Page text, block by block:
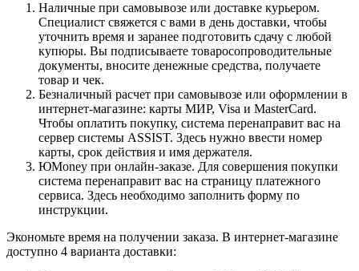
Наличные при самовывозе или доставке курьером.
Специалист свяжется с вами в день доставки, чтобы
уточнить время и заранее подготовить сдачу с любой
купюры. Вы подписываете товаросопроводительные
документы, вносите денежные средства, получаете
товар и чек.
Безналичный расчет при самовывозе или оформлении в
интернет-магазине: карты МИР, Visa и MasterCard.
Чтобы оплатить покупку, система перенаправит вас на
сервер системы ASSIST. Здесь нужно ввести номер
карты, срок действия и имя держателя.
ЮMoney при онлайн-заказе. Для совершения покупки
система перенаправит вас на страницу платежного
сервиса. Здесь необходимо заполнить форму по
инструкции.
Экономьте время на получении заказа. В интернет-магазине
доступно 4 варианта доставки: